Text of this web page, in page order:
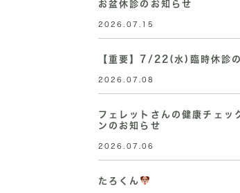
お盆休診のお知らせ
2026.07.15
【重要】7/22(水)臨時休診
2026.07.08
フェレットさんの健康チェッ
ンのお知らせ
2026.07.06
たろくん